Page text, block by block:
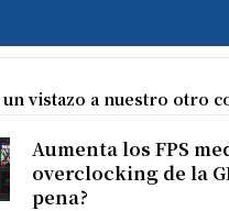
un vistazo a nuestro otro
Aumenta los FPS
overclocking de la
pena?